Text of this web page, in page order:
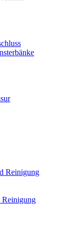
Reinigung
Reinigung